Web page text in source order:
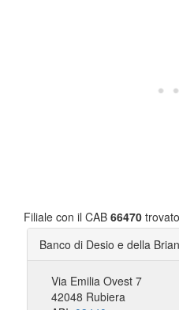
Filiale con il CAB 66470
Banco di Desio e della
Via Emilia Ovest 7
42048 Rubiera